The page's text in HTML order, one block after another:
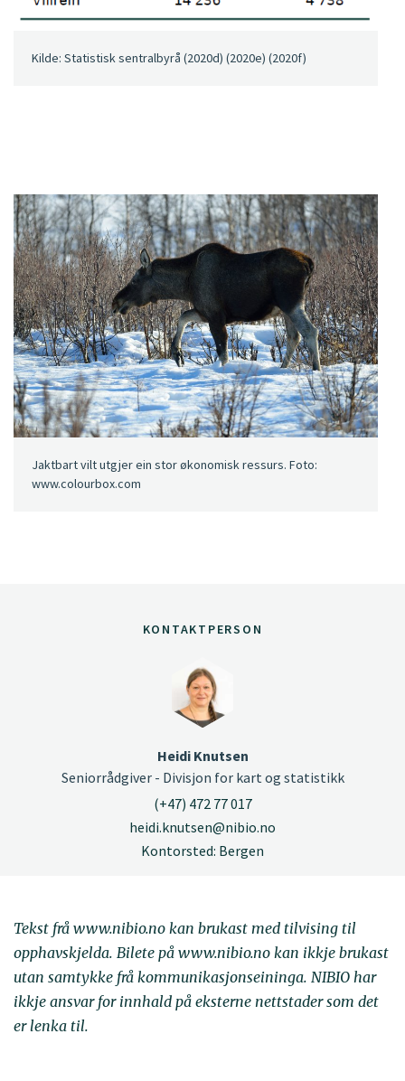
Kilde: Statistisk sentralbyrå (2020d) (2020e) (2020f)
Jaktbart vilt utgjer ein stor økonomisk ressurs. Foto:
www.colourbox.com
KONTAKTPERSON
Heidi Knutsen
Seniorrådgiver - Divisjon for kart og statistikk
(+47) 472 77 017
heidi.knutsen@nibio.no
Kontorsted: Bergen
Tekst frå www.nibio.no kan brukast med tilvising til
opphavskjelda. Bilete på www.nibio.no kan ikkje brukast
utan samtykke frå kommunikasjonseininga. NIBIO har
ikkje ansvar for innhald på eksterne nettstader som det
er lenka til.